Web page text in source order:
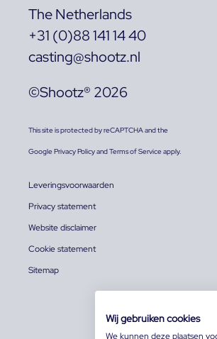
The Netherlands
+31 (0)88 141 14 40
casting@shootz.nl
©Shootz® 2026
This site is protected by reCAPTCHA and the
GooglePrivacy PolicyandTerms of Serviceapply.
Leveringsvoorwaarden
Privacy statement
Website disclaimer
Cookie statement
Sitemap
Wij gebruiken cookies
We kunnen deze plaatsen